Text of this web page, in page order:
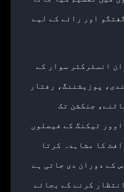
اور رائے کے لیے
انسٹرکٹر سوار کے
پوزیشننگ، رفتار
جنکشن تک
ٹیکنگ کے فیصلوں
کا مشاہدہ کرتا
کے دوران دی جاتی ہے
کرنے کے بجائے